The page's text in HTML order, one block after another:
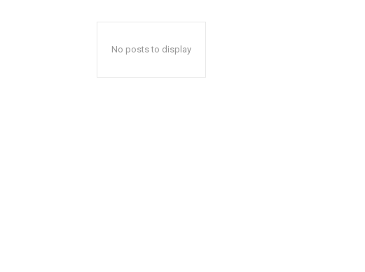
No posts to display